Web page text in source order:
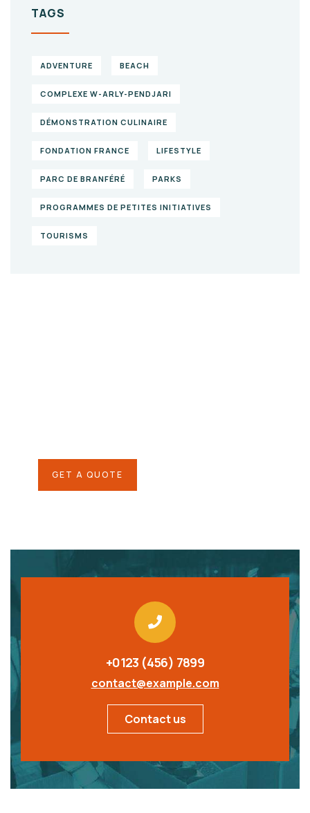
TAGS
ADVENTURE BEACH
COMPLEXE W-ARLY-PENDJARI
DÉMONSTRATION CULINAIRE
FONDATION FRANCE LIFESTYLE
PARC DE BRANFÉRÉ PARKS
PROGRAMMES DE PETITES INITIATIVES
TOURISMS
GET A QUOTE
+0123 (456) 7899
contact@example.com
Contact us